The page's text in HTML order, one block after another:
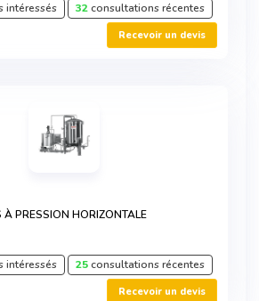
intéressés 32consultations récentes
Recevoir un devis
À PRESSION HORIZONTALE
intéressés 25consultations récentes
Recevoir un devis